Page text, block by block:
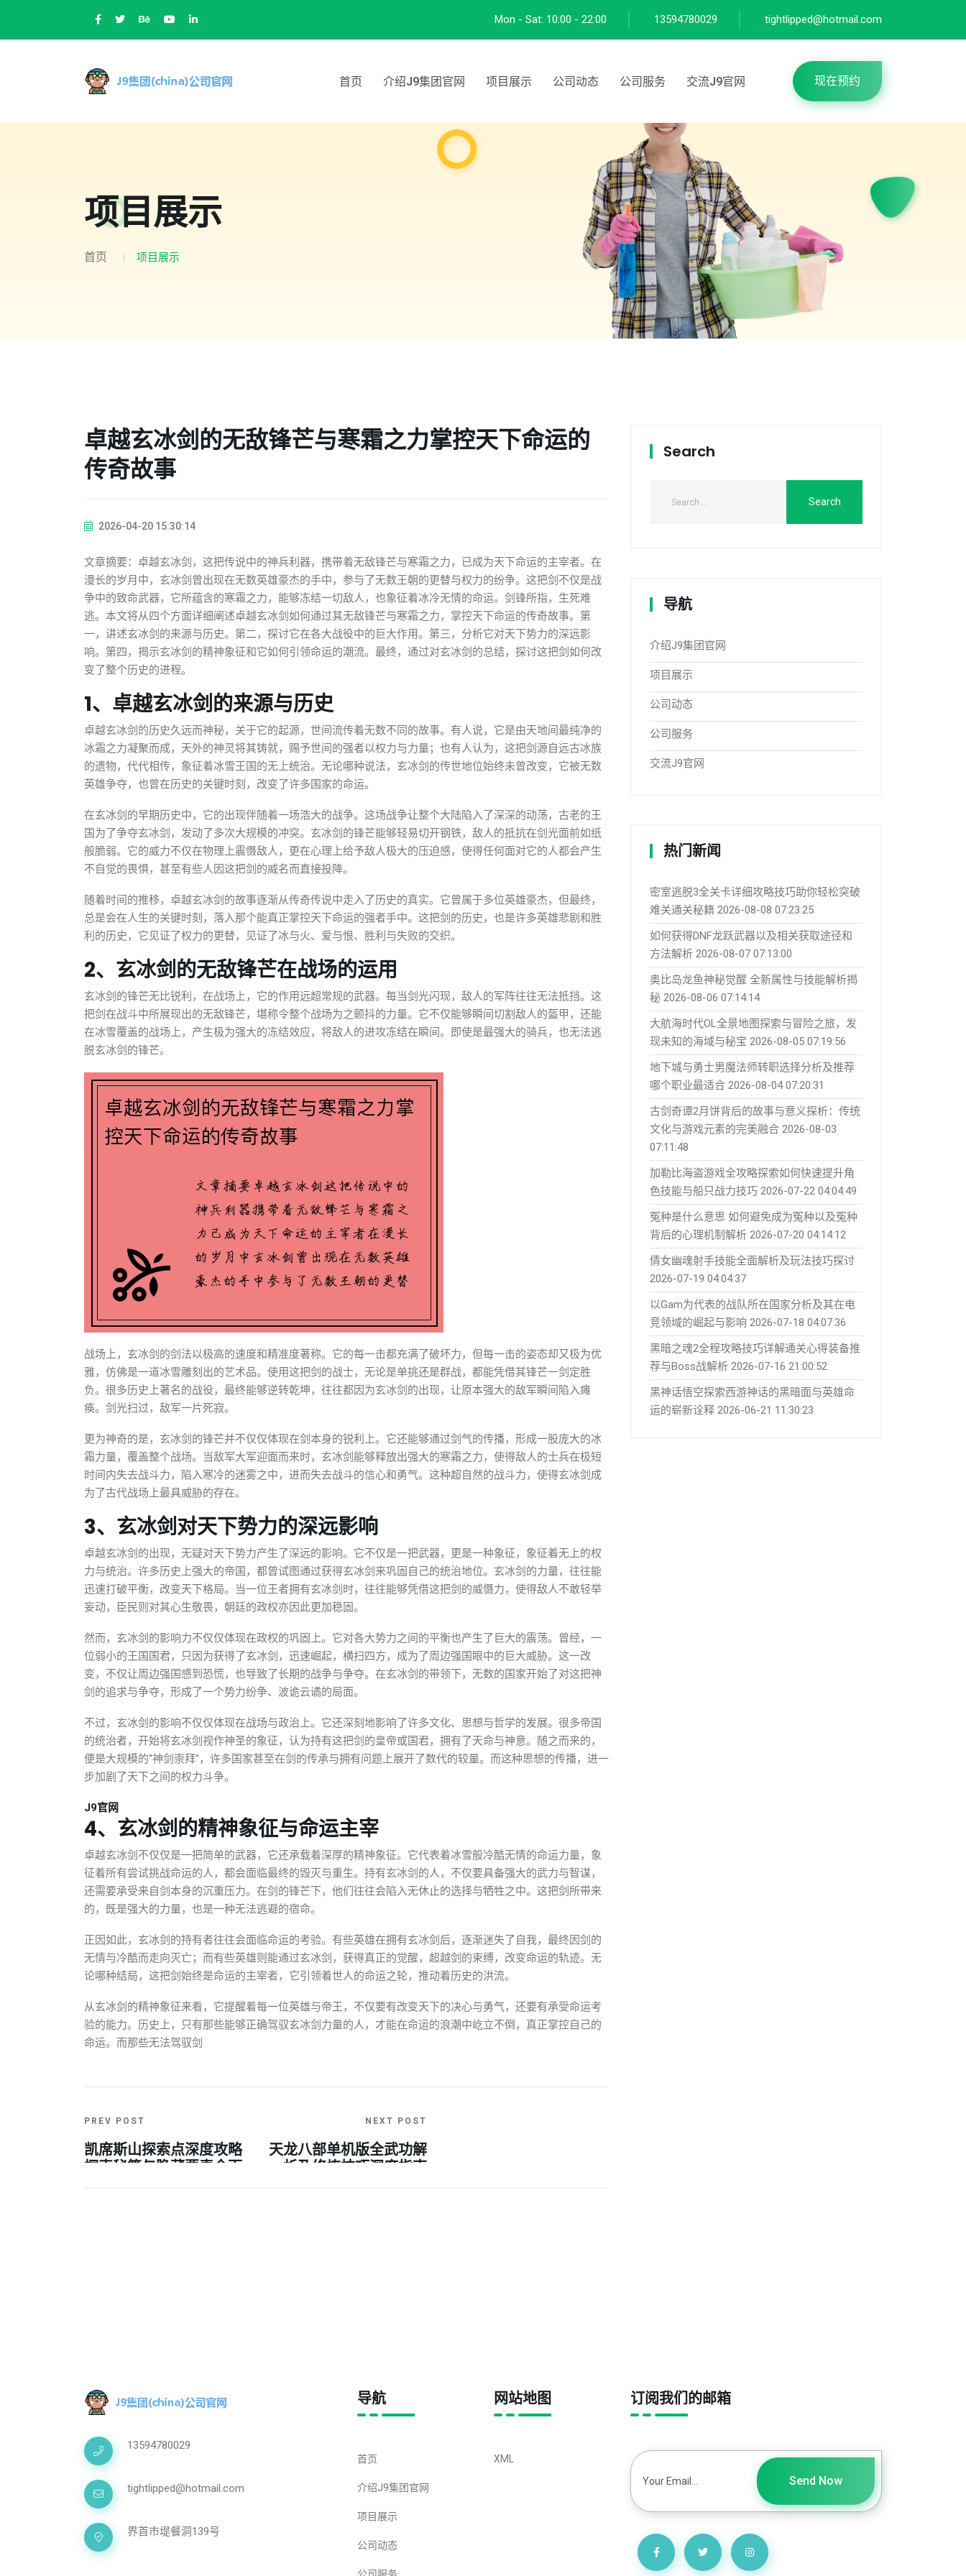
Mon - Sat: 10:00 - 22:00 13594780029 tightlipped@hotmail.com
首页 介绍J9集团官网 项目展示 公司动态 公司服务 交流J9官网 现在预约
项目展示
首页 项目展示
卓越玄冰剑的无敌锋芒与寒霜之力掌控天下命运的
传奇故事
2026-04-20 15:30:14
文章摘要：卓越玄冰剑，这把传说中的神兵利器，携带着无敌锋芒与寒霜之力，已成为天下命运的主宰者。在
漫长的岁月中，玄冰剑曾出现在无数英雄豪杰的手中，参与了无数王朝的更替与权力的纷争。这把剑不仅是战
争中的致命武器，它所蕴含的寒霜之力，能够冻结一切敌人，也象征着冰冷无情的命运。剑锋所指，生死难
逃。本文将从四个方面详细阐述卓越玄冰剑如何通过其无敌锋芒与寒霜之力，掌控天下命运的传奇故事。第
一，讲述玄冰剑的来源与历史。第二，探讨它在各大战役中的巨大作用。第三，分析它对天下势力的深远影
响。第四，揭示玄冰剑的精神象征和它如何引领命运的潮流。最终，通过对玄冰剑的总结，探讨这把剑如何改
变了整个历史的进程。
1、卓越玄冰剑的来源与历史
卓越玄冰剑的历史久远而神秘，关于它的起源，世间流传着无数不同的故事。有人说，它是由天地间最纯净的
冰霜之力凝聚而成，天外的神灵将其铸就，赐予世间的强者以权力与力量；也有人认为，这把剑源自远古冰族
的遗物，代代相传，象征着冰雪王国的无上统治。无论哪种说法，玄冰剑的传世地位始终未曾改变，它被无数
英雄争夺，也曾在历史的关键时刻，改变了许多国家的命运。
在玄冰剑的早期历史中，它的出现伴随着一场浩大的战争。这场战争让整个大陆陷入了深深的动荡，古老的王
国为了争夺玄冰剑，发动了多次大规模的冲突。玄冰剑的锋芒能够轻易切开钢铁，敌人的抵抗在剑光面前如纸
般脆弱。它的威力不仅在物理上震慑敌人，更在心理上给予敌人极大的压迫感，使得任何面对它的人都会产生
不自觉的畏惧，甚至有些人因这把剑的威名而直接投降。
随着时间的推移，卓越玄冰剑的故事逐渐从传奇传说中走入了历史的真实。它曾属于多位英雄豪杰，但最终，
总是会在人生的关键时刻，落入那个能真正掌控天下命运的强者手中。这把剑的历史，也是许多英雄悲剧和胜
利的历史，它见证了权力的更替，见证了冰与火、爱与恨、胜利与失败的交织。
2、玄冰剑的无敌锋芒在战场的运用
玄冰剑的锋芒无比锐利，在战场上，它的作用远超常规的武器。每当剑光闪现，敌人的军阵往往无法抵挡。这
把剑在战斗中所展现出的无敌锋芒，堪称令整个战场为之颤抖的力量。它不仅能够瞬间切割敌人的盔甲，还能
在冰雪覆盖的战场上，产生极为强大的冻结效应，将敌人的进攻冻结在瞬间。即使是最强大的骑兵，也无法逃
脱玄冰剑的锋芒。
战场上，玄冰剑的剑法以极高的速度和精准度著称。它的每一击都充满了破坏力，但每一击的姿态却又极为优
雅，仿佛是一道冰雪雕刻出的艺术品。使用这把剑的战士，无论是单挑还是群战，都能凭借其锋芒一剑定胜
负。很多历史上著名的战役，最终能够逆转乾坤，往往都因为玄冰剑的出现，让原本强大的敌军瞬间陷入瘫
痪。剑光扫过，敌军一片死寂。
更为神奇的是，玄冰剑的锋芒并不仅仅体现在剑本身的锐利上。它还能够通过剑气的传播，形成一股庞大的冰
霜力量，覆盖整个战场。当敌军大军迎面而来时，玄冰剑能够释放出强大的寒霜之力，使得敌人的士兵在极短
时间内失去战斗力，陷入寒冷的迷雾之中，进而失去战斗的信心和勇气。这种超自然的战斗力，使得玄冰剑成
为了古代战场上最具威胁的存在。
3、玄冰剑对天下势力的深远影响
卓越玄冰剑的出现，无疑对天下势力产生了深远的影响。它不仅是一把武器，更是一种象征，象征着无上的权
力与统治。许多历史上强大的帝国，都曾试图通过获得玄冰剑来巩固自己的统治地位。玄冰剑的力量，往往能
迅速打破平衡，改变天下格局。当一位王者拥有玄冰剑时，往往能够凭借这把剑的威慑力，使得敌人不敢轻举
妄动，臣民则对其心生敬畏，朝廷的政权亦因此更加稳固。
然而，玄冰剑的影响力不仅仅体现在政权的巩固上。它对各大势力之间的平衡也产生了巨大的震荡。曾经，一
位弱小的王国国君，只因为获得了玄冰剑，迅速崛起，横扫四方，成为了周边强国眼中的巨大威胁。这一改
变，不仅让周边强国感到恐慌，也导致了长期的战争与争夺。在玄冰剑的带领下，无数的国家开始了对这把神
剑的追求与争夺，形成了一个势力纷争、波诡云谲的局面。
不过，玄冰剑的影响不仅仅体现在战场与政治上。它还深刻地影响了许多文化、思想与哲学的发展。很多帝国
的统治者，开始将玄冰剑视作神圣的象征，认为持有这把剑的皇帝或国君，拥有了天命与神意。随之而来的，
便是大规模的“神剑崇拜”，许多国家甚至在剑的传承与拥有问题上展开了数代的较量。而这种思想的传播，进一
步加剧了天下之间的权力斗争。
J9官网
4、玄冰剑的精神象征与命运主宰
卓越玄冰剑不仅仅是一把简单的武器，它还承载着深厚的精神象征。它代表着冰雪般冷酷无情的命运力量，象
征着所有尝试挑战命运的人，都会面临最终的毁灭与重生。持有玄冰剑的人，不仅要具备强大的武力与智谋，
还需要承受来自剑本身的沉重压力。在剑的锋芒下，他们往往会陷入无休止的选择与牺牲之中。这把剑所带来
的，既是强大的力量，也是一种无法逃避的宿命。
正因如此，玄冰剑的持有者往往会面临命运的考验。有些英雄在拥有玄冰剑后，逐渐迷失了自我，最终因剑的
无情与冷酷而走向灭亡；而有些英雄则能通过玄冰剑，获得真正的觉醒，超越剑的束缚，改变命运的轨迹。无
论哪种结局，这把剑始终是命运的主宰者，它引领着世人的命运之轮，推动着历史的洪流。
从玄冰剑的精神象征来看，它提醒着每一位英雄与帝王，不仅要有改变天下的决心与勇气，还要有承受命运考
验的能力。历史上，只有那些能够正确驾驭玄冰剑力量的人，才能在命运的浪潮中屹立不倒，真正掌控自己的
命运。而那些无法驾驭剑
PREV POST
凯席斯山探索点深度攻略
探索秘籍与隐藏要素全面
NEXT POST
天龙八部单机版全武功解
析及修炼技巧深度指南
Search
导航
介绍J9集团官网
项目展示
公司动态
公司服务
交流J9官网
热门新闻
密室逃脱3全关卡详细攻略技巧助你轻松突破
难关通关秘籍 2026-08-08 07:23:25
如何获得DNF龙跃武器以及相关获取途径和
方法解析 2026-08-07 07:13:00
奥比岛龙鱼神秘觉醒 全新属性与技能解析揭
秘 2026-08-06 07:14:14
大航海时代OL全景地图探索与冒险之旅，发
现未知的海域与秘宝 2026-08-05 07:19:56
地下城与勇士男魔法师转职选择分析及推荐
哪个职业最适合 2026-08-04 07:20:31
古剑奇谭2月饼背后的故事与意义探析：传统
文化与游戏元素的完美融合 2026-08-03
07:11:48
加勒比海盗游戏全攻略探索如何快速提升角
色技能与船只战力技巧 2026-07-22 04:04:49
冤种是什么意思 如何避免成为冤种以及冤种
背后的心理机制解析 2026-07-20 04:14:12
倩女幽魂射手技能全面解析及玩法技巧探讨
2026-07-19 04:04:37
以Gam为代表的战队所在国家分析及其在电
竞领域的崛起与影响 2026-07-18 04:07:36
黑暗之魂2全程攻略技巧详解通关心得装备推
荐与Boss战解析 2026-07-16 21:00:52
黑神话悟空探索西游神话的黑暗面与英雄命
运的崭新诠释 2026-06-21 11:30:23
13594780029
tightlipped@hotmail.com
界首市堤餐洞139号
导航
首页
介绍J9集团官网
项目展示
公司动态
网站地图
XML
订阅我们的邮箱
Send Now